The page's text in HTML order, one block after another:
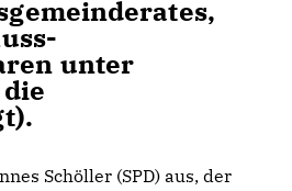
unter
Schöller (SPD) aus, der